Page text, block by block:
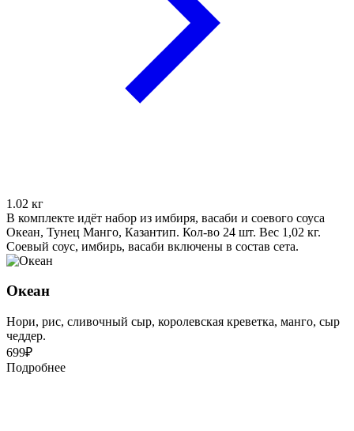
1.02 кг
В комплекте идёт набор из имбиря, васаби и соевого соуса
Океан, Тунец Манго, Казантип. Кол-во 24 шт. Вес 1,02 кг.
Соевый соус, имбирь, васаби включены в состав сета.
Океан
Нори, рис, сливочный сыр, королевская креветка, манго, сыр
чеддер.
699₽
Подробнее